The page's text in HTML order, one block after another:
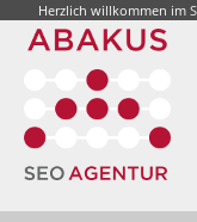
Herzlich willkommen im